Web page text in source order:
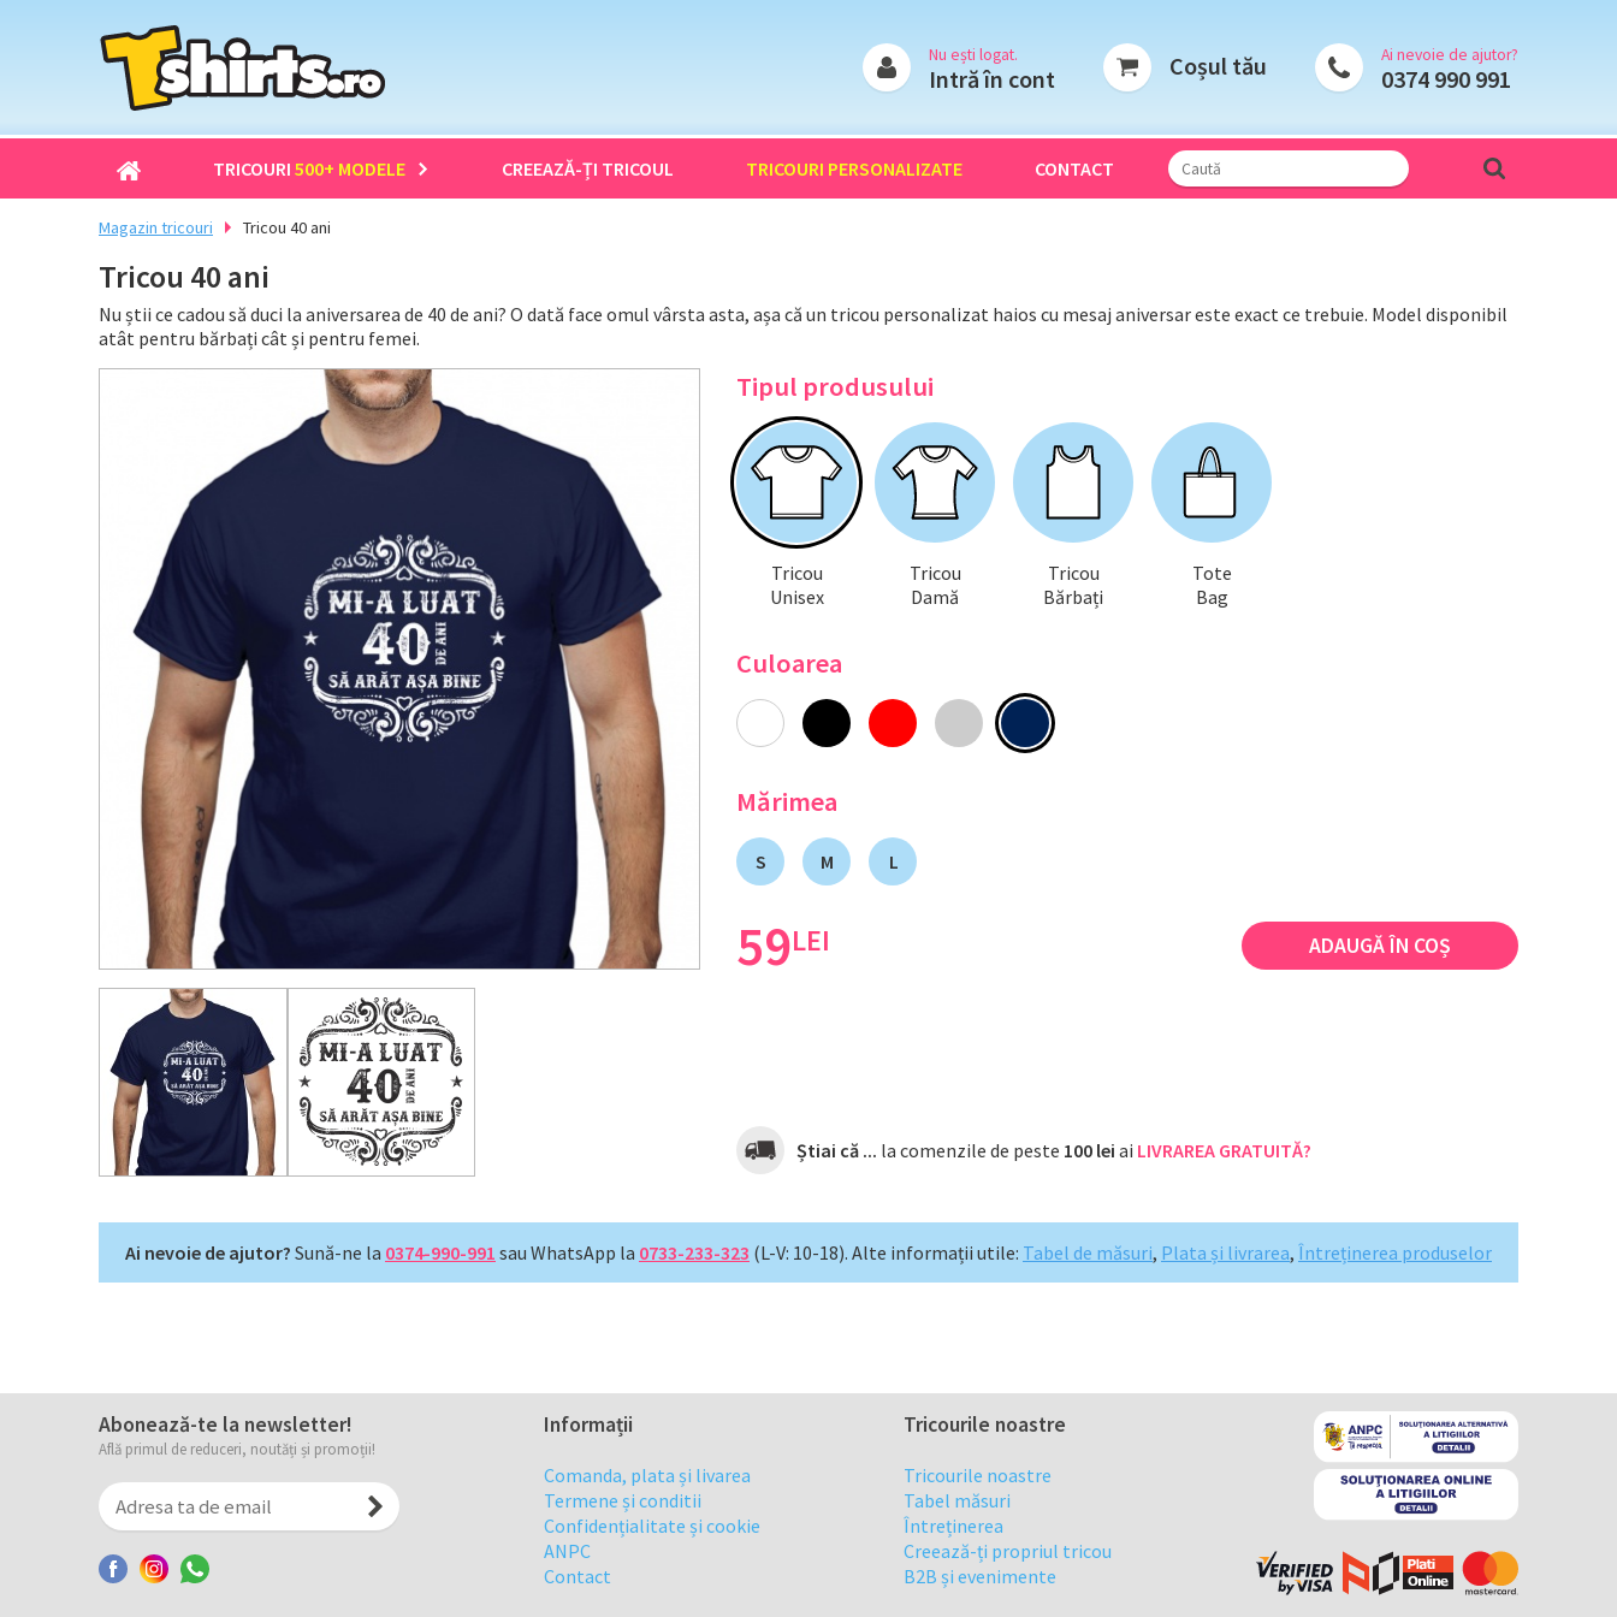
Nu ești logat.
Intră în cont Coșul tău Ai nevoie de ajutor?
0374 990 991
TRICOURI 500+ MODELE CREEAZĂ-ȚI TRICOUL TRICOURI PERSONALIZATE CONTACT
Magazin tricouri Tricou 40 ani
Tricou 40 ani
Nu știi ce cadou să duci la aniversarea de 40 de ani? O dată face omul vârsta asta, așa că un tricou personalizat haios cu mesaj aniversar este exact ce trebuie. Model disponibil
atât pentru bărbați cât și pentru femei.
Tipul produsului
Tricou
Unisex
Tricou
Damă
Tricou
Bărbați
Tote
Bag
Culoarea
Mărimea
S M L
59LEI ADAUGĂ ÎN COȘ
Știai că ... la comenzile de peste 100 lei ai LIVRAREA GRATUITĂ?
Ai nevoie de ajutor? Sună-ne la 0374-990-991 sau WhatsApp la 0733-233-323 (L-V: 10-18). Alte informații utile: Tabel de măsuri, Plata și livrarea, Întreținerea produselor
Abonează-te la newsletter!
Află primul de reduceri, noutăți și promoții!
Informații
Comanda, plata și livarea
Termene și conditii
Confidențialitate și cookie
ANPC
Contact
Tricourile noastre
Tricourile noastre
Tabel măsuri
Întreținerea
Creează-ți propriul tricou
B2B și evenimente